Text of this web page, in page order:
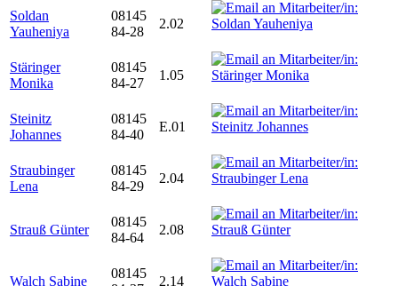
Soldan
Yauheniya
08145
84-28
2.02
Stäringer
Monika
08145
84-27
1.05
Steinitz
Johannes
08145
84-40
E.01
Straubinger
Lena
08145
84-29
2.04
Strauß Günter
08145
84-64
2.08
Walch Sabine
08145
2.14